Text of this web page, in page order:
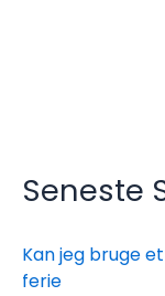
Seneste
Kan jeg bruge
ferie